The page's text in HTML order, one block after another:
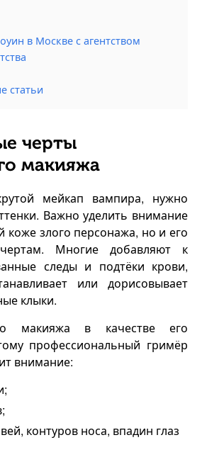
в Москве с агентством
статьи
черты
макияжа
мейкап вампира, нужно
Важно уделить внимание
коже злого персонажа, но и его
Многие добавляют к
следы и подтёки крови,
или дорисовывает
клыки.
макияжа в качестве его
профессиональный гримёр
внимание:
контуров носа, впадин глаз